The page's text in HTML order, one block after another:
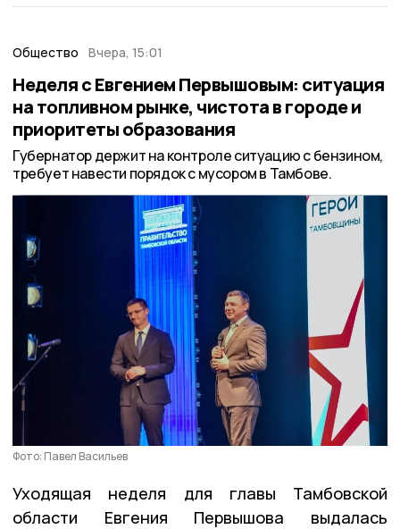
Общество Вчера, 15:01
Неделя с Евгением Первышовым: ситуация
на топливном рынке, чистота в городе и
приоритеты образования
Губернатор держит на контроле ситуацию с бензином,
требует навести порядок с мусором в Тамбове.
Фото: Павел Васильев
Уходящая неделя для главы Тамбовской
области Евгения Первышова выдалась